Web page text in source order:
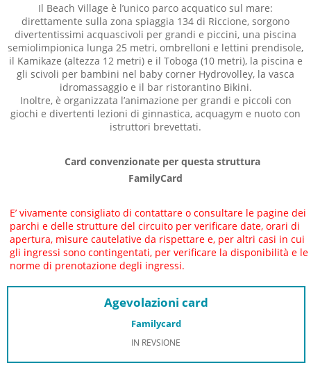
Il Beach Village è l’unico parco acquatico sul mare:
direttamente sulla zona spiaggia 134 di Riccione, sorgono
divertentissimi acquascivoli per grandi e piccini, una piscina
semiolimpionica lunga 25 metri, ombrelloni e lettini prendisole,
il Kamikaze (altezza 12 metri) e il Toboga (10 metri), la piscina e
gli scivoli per bambini nel baby corner Hydrovolley, la vasca
idromassaggio e il bar ristorantino Bikini.
Inoltre, è organizzata l’animazione per grandi e piccoli con
giochi e divertenti lezioni di ginnastica, acquagym e nuoto con
istruttori brevettati.
Card convenzionate per questa struttura
FamilyCard
E’ vivamente consigliato di contattare o consultare le pagine dei
parchi e delle strutture del circuito per verificare date, orari di
apertura, misure cautelative da rispettare e, per altri casi in cui
gli ingressi sono contingentati, per verificare la disponibilità e le
norme di prenotazione degli ingressi.
Agevolazioni card
Familycard
IN REVSIONE